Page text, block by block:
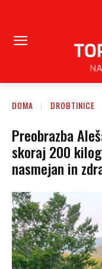
DOMA DROBTINICE
Preobrazba
skoraj 200
nasmejan in